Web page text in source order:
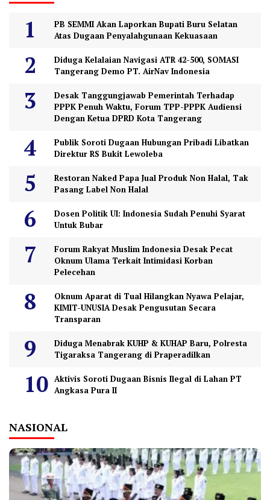
PB SEMMI Akan Laporkan Bupati Buru Selatan
Atas Dugaan Penyalahgunaan Kekuasaan
Diduga Kelalaian Navigasi ATR 42-500, SOMASI
Tangerang Demo PT. AirNav Indonesia
Desak Tanggungjawab Pemerintah Terhadap
PPPK Penuh Waktu, Forum TPP-PPPK Audiensi
Dengan Ketua DPRD Kota Tangerang
Publik Soroti Dugaan Hubungan Pribadi Libatkan
Direktur RS Bukit Lewoleba
Restoran Naked Papa Jual Produk Non Halal, Tak
Pasang Label Non Halal
Dosen Politik UI: Indonesia Sudah Penuhi Syarat
Untuk Bubar
Forum Rakyat Muslim Indonesia Desak Pecat
Oknum Ulama Terkait Intimidasi Korban
Pelecehan
Oknum Aparat di Tual Hilangkan Nyawa Pelajar,
KIMIT-UNUSIA Desak Pengusutan Secara
Transparan
Diduga Menabrak KUHP & KUHAP Baru, Polresta
Tigaraksa Tangerang di Praperadilkan
Aktivis Soroti Dugaan Bisnis Ilegal di Lahan PT
Angkasa Pura II
NASIONAL